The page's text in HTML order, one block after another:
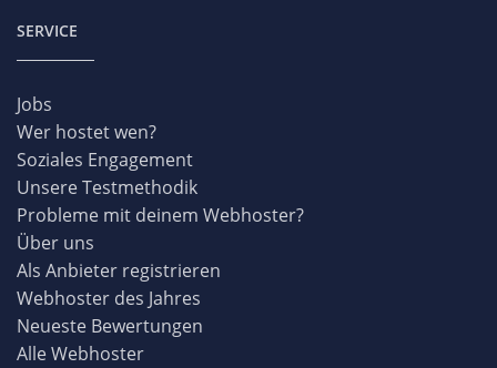
SERVICE
Jobs
Wer hostet wen?
Soziales Engagement
Unsere Testmethodik
Probleme mit deinem Webhoster?
Über uns
Als Anbieter registrieren
Webhoster des Jahres
Neueste Bewertungen
Alle Webhoster